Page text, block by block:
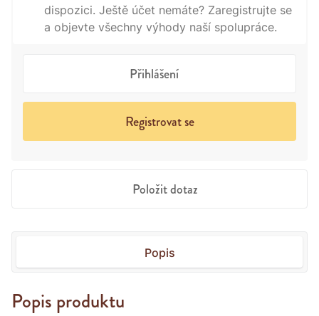
dispozici. Ještě účet nemáte? Zaregistrujte se
a objevte všechny výhody naší spolupráce.
Přihlášení
Registrovat se
Položit dotaz
Popis
Popis produktu